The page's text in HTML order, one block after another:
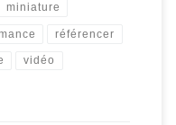
miniature
référencer
vidéo